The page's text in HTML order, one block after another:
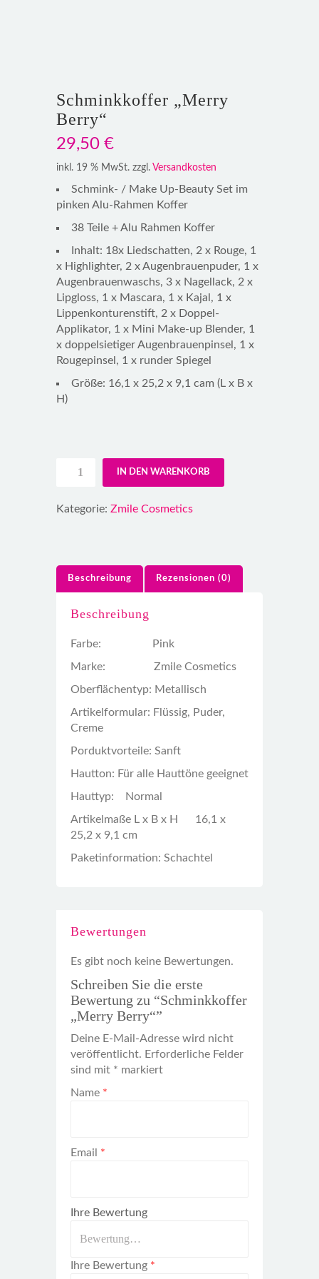
Schminkkoffer „Merry
Berry“
29,50 €
inkl. 19 % MwSt. zzgl. Versandkosten
Schmink- / Make Up-Beauty Set im
pinken Alu-Rahmen Koffer
38 Teile + Alu Rahmen Koffer
Inhalt: 18x Liedschatten, 2 x Rouge, 1
x Highlighter, 2 x Augenbrauenpuder, 1 x
Augenbrauenwaschs, 3 x Nagellack, 2 x
Lipgloss, 1 x Mascara, 1 x Kajal, 1 x
Lippenkonturenstift, 2 x Doppel-
Applikator, 1 x Mini Make-up Blender, 1
x doppelsietiger Augenbrauenpinsel, 1 x
Rougepinsel, 1 x runder Spiegel
Größe: 16,1 x 25,2 x 9,1 cam (L x B x
H)
IN DEN WARENKORB
Kategorie: Zmile Cosmetics
Beschreibung Rezensionen (0)
Beschreibung
Farbe: Pink
Marke: Zmile Cosmetics
Oberflächentyp: Metallisch
Artikelformular: Flüssig, Puder,
Creme
Porduktvorteile: Sanft
Hautton: Für alle Hauttöne geeignet
Hauttyp: Normal
Artikelmaße L x B x H 16,1 x
25,2 x 9,1 cm
Paketinformation: Schachtel
Bewertungen
Es gibt noch keine Bewertungen.
Schreiben Sie die erste
Bewertung zu “Schminkkoffer
„Merry Berry“”
Deine E-Mail-Adresse wird nicht
veröffentlicht. Erforderliche Felder
sind mit * markiert
Name *
Email *
Ihre Bewertung
Ihre Bewertung *